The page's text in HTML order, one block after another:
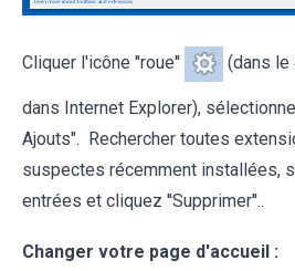
Cliquer l'icône ''roue'' (dans le
dans Internet Explorer),
Ajouts". Rechercher toutes
suspectes récemment installées,
entrées et cliquez ''Supprimer''..
Changer votre page d'accueil :